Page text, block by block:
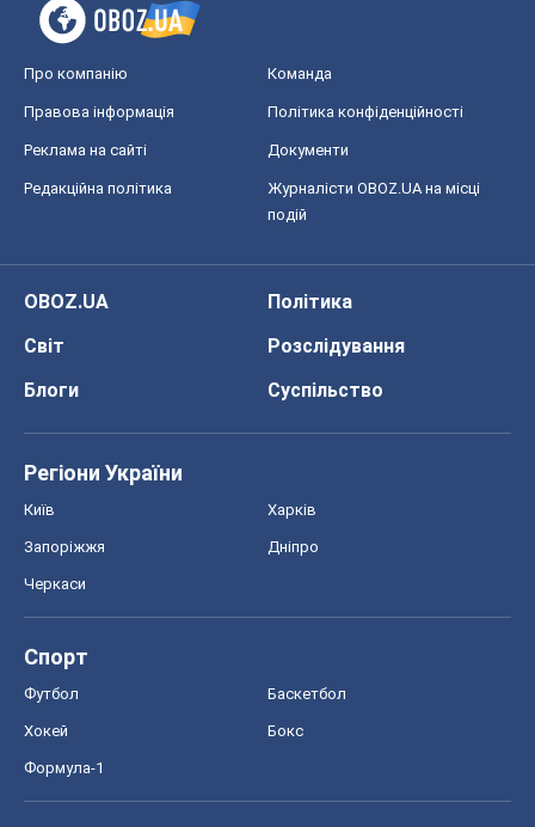
Про компанію Команда
Правова інформація Політика конфіденційності
Реклама на сайті Документи
Редакційна політика
Журналісти OBOZ.UA на місці
подій
OBOZ.UA
Політика
Світ
Розслідування
Блоги
Суспільство
Регіони України
Київ Харків
Запоріжжя Дніпро
Черкаси
Спорт
Футбол Баскетбол
Хокей Бокс
Формула-1